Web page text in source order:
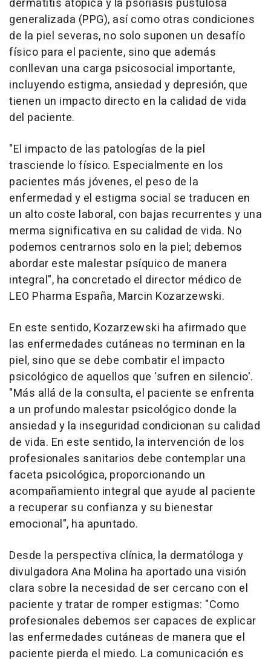
dermatitis atópica y la psoriasis pustulosa
generalizada (PPG), así como otras condiciones
de la piel severas, no solo suponen un desafío
físico para el paciente, sino que además
conllevan una carga psicosocial importante,
incluyendo estigma, ansiedad y depresión, que
tienen un impacto directo en la calidad de vida
del paciente.
"El impacto de las patologías de la piel
trasciende lo físico. Especialmente en los
pacientes más jóvenes, el peso de la
enfermedad y el estigma social se traducen en
un alto coste laboral, con bajas recurrentes y una
merma significativa en su calidad de vida. No
podemos centrarnos solo en la piel; debemos
abordar este malestar psíquico de manera
integral", ha concretado el director médico de
LEO Pharma España, Marcin Kozarzewski.
En este sentido, Kozarzewski ha afirmado que
las enfermedades cutáneas no terminan en la
piel, sino que se debe combatir el impacto
psicológico de aquellos que 'sufren en silencio'.
"Más allá de la consulta, el paciente se enfrenta
a un profundo malestar psicológico donde la
ansiedad y la inseguridad condicionan su calidad
de vida. En este sentido, la intervención de los
profesionales sanitarios debe contemplar una
faceta psicológica, proporcionando un
acompañamiento integral que ayude al paciente
a recuperar su confianza y su bienestar
emocional", ha apuntado.
Desde la perspectiva clínica, la dermatóloga y
divulgadora Ana Molina ha aportado una visión
clara sobre la necesidad de ser cercano con el
paciente y tratar de romper estigmas: "Como
profesionales debemos ser capaces de explicar
las enfermedades cutáneas de manera que el
paciente pierda el miedo. La comunicación es